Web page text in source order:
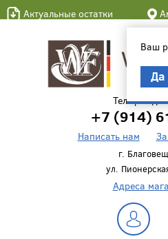
Актуальные остатки
Ваш
Да
Телефон
+7 (914)
Написать нам
г.
ул.
Адреса